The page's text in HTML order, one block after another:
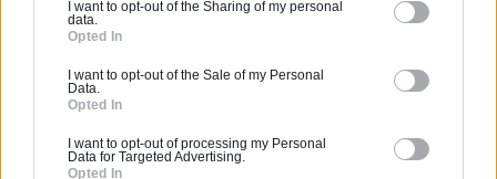
I want to opt-out of the Sharing of my personal
data.
Opted In
I want to opt-out of the Sale of my Personal
Data.
Opted In
I want to opt-out of processing my Personal
Data for Targeted Advertising.
Opted In
Calculette Extension